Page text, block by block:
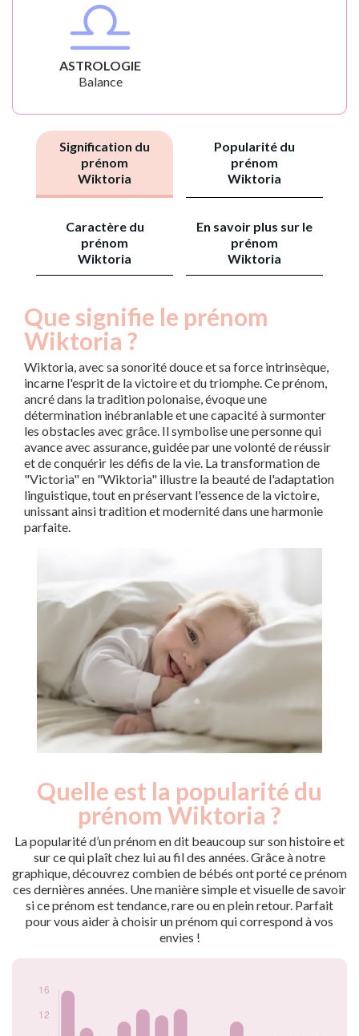
ASTROLOGIE
Balance
Signification du
prénom
Wiktoria
Popularité du
prénom
Wiktoria
Caractère du
prénom
Wiktoria
En savoir plus sur le
prénom
Wiktoria
Que signifie le prénom
Wiktoria ?
Wiktoria, avec sa sonorité douce et sa force intrinsèque,
incarne l'esprit de la victoire et du triomphe. Ce prénom,
ancré dans la tradition polonaise, évoque une
détermination inébranlable et une capacité à surmonter
les obstacles avec grâce. Il symbolise une personne qui
avance avec assurance, guidée par une volonté de réussir
et de conquérir les défis de la vie. La transformation de
"Victoria" en "Wiktoria" illustre la beauté de l'adaptation
linguistique, tout en préservant l'essence de la victoire,
unissant ainsi tradition et modernité dans une harmonie
parfaite.
Quelle est la popularité du
prénom Wiktoria ?
La popularité d’un prénom en dit beaucoup sur son histoire et
sur ce qui plaît chez lui au fil des années. Grâce à notre
graphique, découvrez combien de bébés ont porté ce prénom
ces dernières années. Une manière simple et visuelle de savoir
si ce prénom est tendance, rare ou en plein retour. Parfait
pour vous aider à choisir un prénom qui correspond à vos
envies !
Année
Nouveaux-
nés
2010
10
2011
8
2012
11
2013
13
2014
12
2015
13
2019
2020